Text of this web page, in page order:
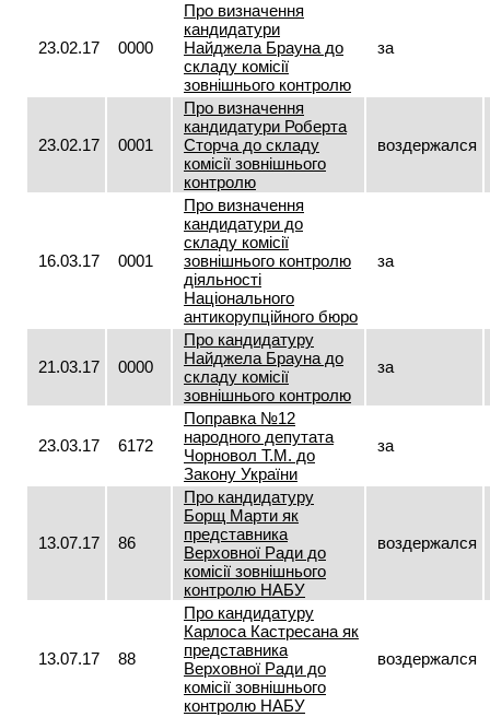
23.02.17 0000
Про визначення
кандидатури
Найджела Брауна до
складу комісії
зовнішнього контролю
за
23.02.17 0001
Про визначення
кандидатури Роберта
Сторча до складу
комісії зовнішнього
контролю
воздержался
16.03.17 0001
Про визначення
кандидатури до
складу комісії
зовнішнього контролю
діяльності
Національного
антикорупційного бюро
за
21.03.17 0000
Про кандидатуру
Найджела Брауна до
складу комісії
зовнішнього контролю
за
23.03.17 6172
Поправка №12
народного депутата
Чорновол Т.М. до
Закону України
за
13.07.17 86
Про кандидатуру
Борщ Марти як
представника
Верховної Ради до
комісії зовнішнього
контролю НАБУ
воздержался
13.07.17 88
Про кандидатуру
Карлоса Кастресана як
представника
Верховної Ради до
комісії зовнішнього
контролю НАБУ
воздержался